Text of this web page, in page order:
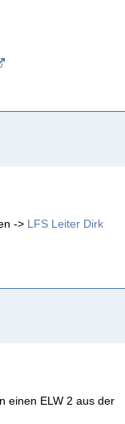
-> LFS Leiter Dirk
einen ELW 2 aus der